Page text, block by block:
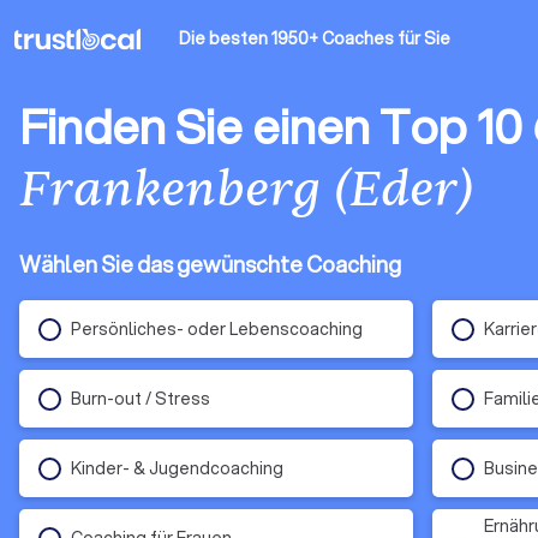
Die besten 1950+ Coaches für Sie
Finden Sie einen Top 10
Frankenberg (Eder)
Wählen Sie das gewünschte Coaching
Persönliches- oder Lebenscoaching
Burn-out / Stress
Kinder- & Jugendcoaching